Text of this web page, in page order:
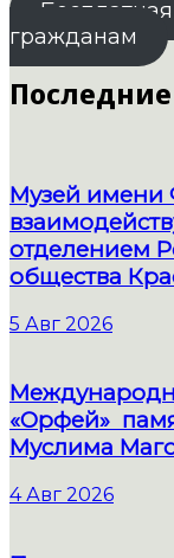
гражданам
Музей имени
отделением
общества
5 Авг 2026
«Орфей»
Муслима
4 Авг 2026